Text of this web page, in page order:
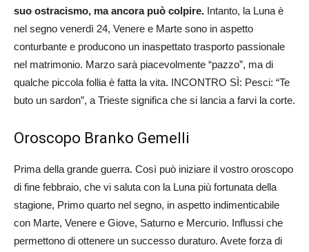
suo ostracismo, ma ancora può colpire. Intanto, la Luna è
nel segno venerdì 24, Venere e Marte sono in aspetto
conturbante e producono un inaspettato trasporto passionale
nel matrimonio. Marzo sarà piacevolmente “pazzo”, ma di
qualche piccola follia è fatta la vita. INCONTRO SÌ: Pesci: “Te
buto un sardon”, a Trieste significa che si lancia a farvi la corte.
Oroscopo Branko Gemelli
Prima della grande guerra. Così può iniziare il vostro oroscopo
di fine febbraio, che vi saluta con la Luna più fortunata della
stagione, Primo quarto nel segno, in aspetto indimenticabile
con Marte, Venere e Giove, Saturno e Mercurio. Influssi che
permettono di ottenere un successo duraturo. Avete forza di